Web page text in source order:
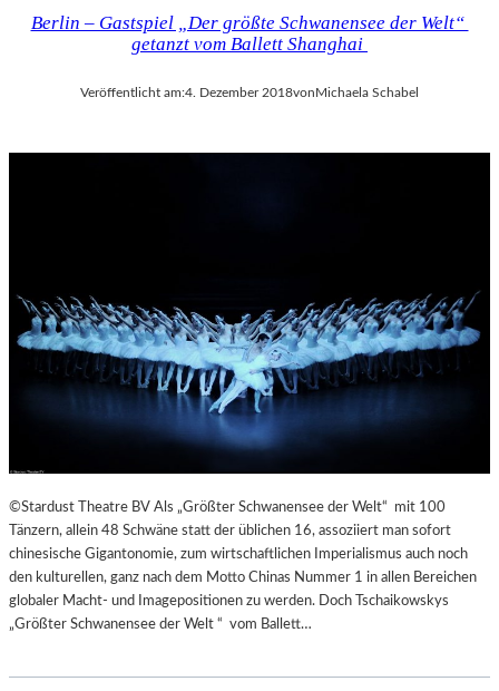
Berlin – Gastspiel „Der größte Schwanensee der Welt“
getanzt vom Ballett Shanghai
Veröffentlicht am:4. Dezember 2018vonMichaela Schabel
©Stardust Theatre BV Als „Größter Schwanensee der Welt“ mit 100
Tänzern, allein 48 Schwäne statt der üblichen 16, assoziiert man sofort
chinesische Gigantonomie, zum wirtschaftlichen Imperialismus auch noch
den kulturellen, ganz nach dem Motto Chinas Nummer 1 in allen Bereichen
globaler Macht- und Imagepositionen zu werden. Doch Tschaikowskys
„Größter Schwanensee der Welt “ vom Ballett…